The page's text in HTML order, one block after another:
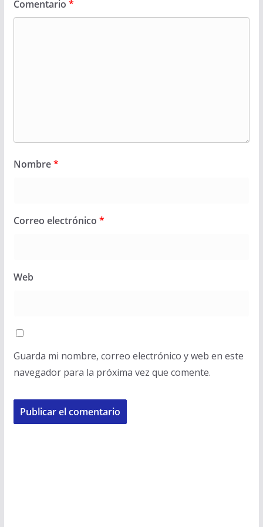
Comentario *
Nombre*
Correo electrónico *
Web
Guarda mi nombre, correo electrónico y web en este
navegador para la próxima vez que comente.